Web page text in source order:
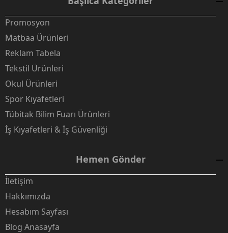
Promosyon
Matbaa Ürünleri
Reklam Tabela
Tekstil Ürünleri
Okul Ürünleri
Spor Kıyafetleri
Tübitak Bilim Fuarı Ürünleri
İş Kıyafetleri & İş Güvenliği
Hemen Gönder
İletişim
Hakkımızda
Hesabım Sayfası
Blog Anasayfa